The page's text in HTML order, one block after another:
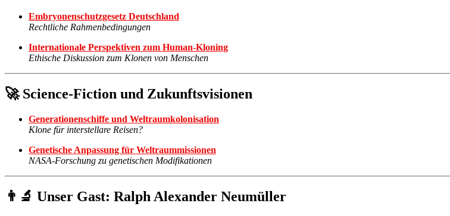
Embryonenschutzgesetz Deutschland
Rechtliche Rahmenbedingungen
Internationale Perspektiven zum Human-Kloning
Ethische Diskussion zum Klonen von Menschen
🚀 Science-Fiction und Zukunftsvisionen
Generationenschiffe und Weltraumkolonisation
Klone für interstellare Reisen?
Genetische Anpassung für Weltraummissionen
NASA-Forschung zu genetischen Modifikationen
👨‍🔬 Unser Gast: Ralph Alexander Neumüller